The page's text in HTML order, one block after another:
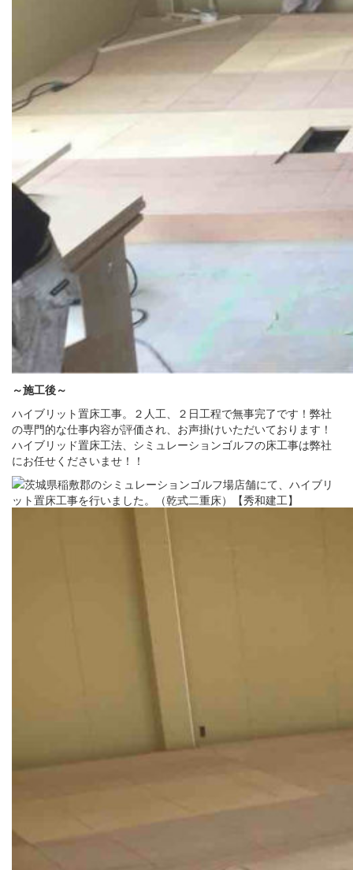
～施工後～
ハイブリット置床工事。２人工、２日工程で無事完了です！弊社
の専門的な仕事内容が評価され、お声掛けいただいております！
ハイブリッド置床工法、シミュレーションゴルフの床工事は弊社
にお任せくださいませ！！